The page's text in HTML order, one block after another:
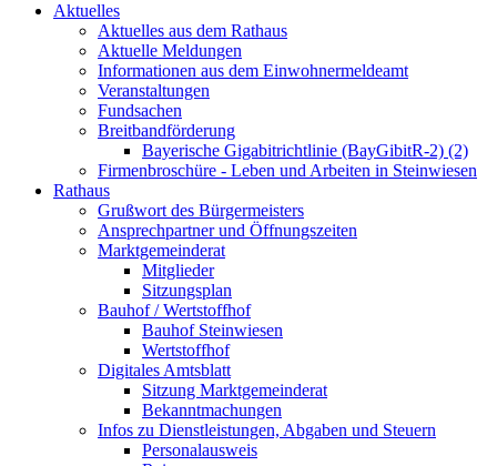
Aktuelles
Aktuelles aus dem Rathaus
Aktuelle Meldungen
Informationen aus dem Einwohnermeldeamt
Veranstaltungen
Fundsachen
Breitbandförderung
Bayerische Gigabitrichtlinie (BayGibitR-2) (2)
Firmenbroschüre - Leben und Arbeiten in Steinwiesen
Rathaus
Grußwort des Bürgermeisters
Ansprechpartner und Öffnungszeiten
Marktgemeinderat
Mitglieder
Sitzungsplan
Bauhof / Wertstoffhof
Bauhof Steinwiesen
Wertstoffhof
Digitales Amtsblatt
Sitzung Marktgemeinderat
Bekanntmachungen
Infos zu Dienstleistungen, Abgaben und Steuern
Personalausweis